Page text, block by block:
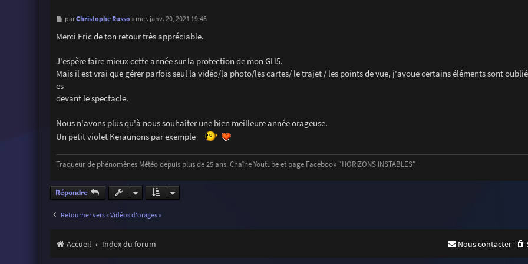
M
s
s
e
parChristophe Russo» mer. janv. 20, 2021 19:46
Merci Eric de ton retour très appréciable.
J'espère faire mieux cette année sur la protection de mon GH5.
Mais il est vrai que gérer parfois seul la vidéo/la photo/les cartes/ le trajet / les points de vue, j'avoue certains éléments sont
es
devant le spectacle.
Nous n'avons plus qu'à nous souhaiter une bien meilleure année orageuse.
Un petit violet Keraunons par exemple
Traqueur de phénomènes Météo depuis plus de 25 ans. Chaîne Youtube et page Facebook "HORIZONS INSTABLES"
Répondre
Retourner vers « Vidéos d'orages »
Accueil Index du forum Nous contacter